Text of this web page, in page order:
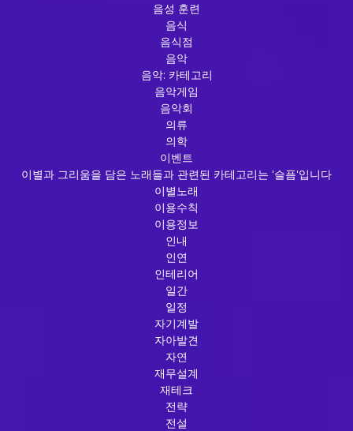
음성 훈련
음식
음식점
음악
음악: 카테고리
음악게임
음악회
의류
의학
이벤트
이별과 그리움을 담은 노래들과 관련된 카테고리는 '슬픔'입니다
이별노래
이용수칙
이용정보
인내
인연
인테리어
일간
일정
자기계발
자아발견
자연
재무설계
재테크
전략
전설